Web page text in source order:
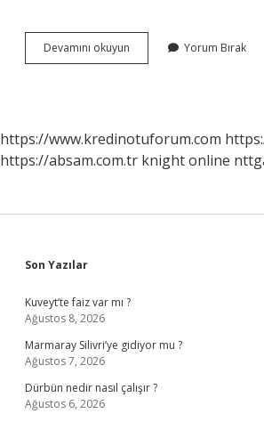
Devamını okuyun
Ilkeler
Yorum Bırak
https://www.kredinotuforum.com
https://absam.com.tr knight online
Sidebar
Son Yazılar
Kuveyt’te faiz var mı ?
Ağustos 8, 2026
Marmaray Silivri’ye gidiyor mu ?
Ağustos 7, 2026
Dürbün nedir nasıl çalışır ?
Ağustos 6, 2026